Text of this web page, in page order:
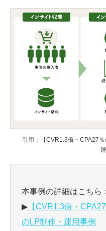
引用：
【CVR1.3倍・CPA27
本事例の詳細はこちら：
▶【CVR1.3倍・
のLP制作・運用事例